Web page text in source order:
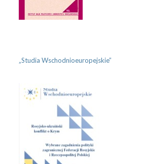
„Studia Wschodnioeuropejskie”